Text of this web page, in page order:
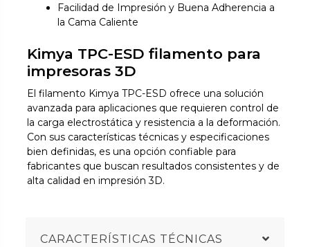
Facilidad de Impresión y Buena Adherencia a
la Cama Caliente
Kimya TPC-ESD filamento para
impresoras 3D
El filamento Kimya TPC-ESD ofrece una solución
avanzada para aplicaciones que requieren control de
la carga electrostática y resistencia a la deformación.
Con sus características técnicas y especificaciones
bien definidas, es una opción confiable para
fabricantes que buscan resultados consistentes y de
alta calidad en impresión 3D.
CARACTERÍSTICAS TÉCNICAS